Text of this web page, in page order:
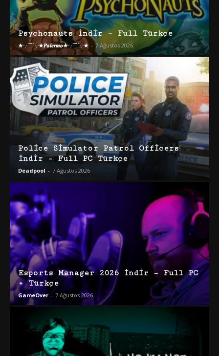
Psychonauts İndir – Full Türkçe
★·.·´¯`·.·★𝑷𝒂𝒍𝒆𝒓𝒎𝒐★·.·´¯`·.·★ - 7 Ağustos 2026
Police Simulator Patrol Officers
İndir – Full PC Türkçe
Deadpool - 7 Ağustos 2026
Esports Manager 2026 İndir – Full PC
+ Türkçe
GameOver - 7 Ağustos 2026